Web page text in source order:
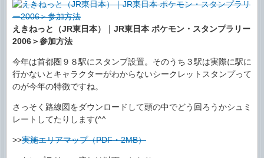
えきねっと（JR東日本）｜JR東日本 ポケモン・スタンプラリー
2006＞参加方法
今年は首都圏９８駅にスタンプ設置。そのうち３駅は実際に駅に
行かないとキャラクターがわからないシークレットスタンプって
のが今年の特徴ですね。
さっそく路線図をダウンロードして頭の中でどう回ろうかシュミ
レートしてたりします(^^ゞ
>>実施エリアマップ（PDF・2MB）